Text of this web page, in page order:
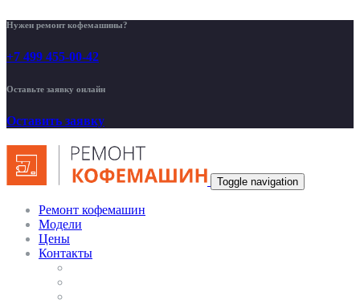
Нужен ремонт кофемашины?
+7 499 455-00-42
Оставьте заявку онлайн
Оставить заявку
Toggle navigation
Ремонт кофемашин
Модели
Цены
Контакты